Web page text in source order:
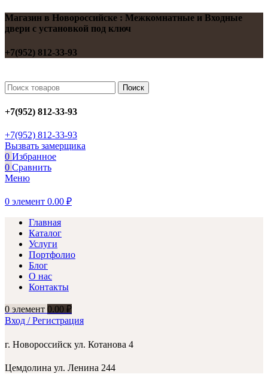
Магазин в Новороссийске : Межкомнатные и Входные
двери с установкой под ключ
+7(952) 812-33-93
Поиск
+7(952) 812-33-93
+7(952) 812-33-93
Вызвать замерщика
0 Избранное
0 Сравнить
Меню
0 элемент 0.00 ₽
Главная
Каталог
Услуги
Портфолио
Блог
О нас
Контакты
0 элемент 0.00 ₽
Вход / Регистрация
г. Новороссийск ул. Котанова 4
Цемдолина ул. Ленина 244